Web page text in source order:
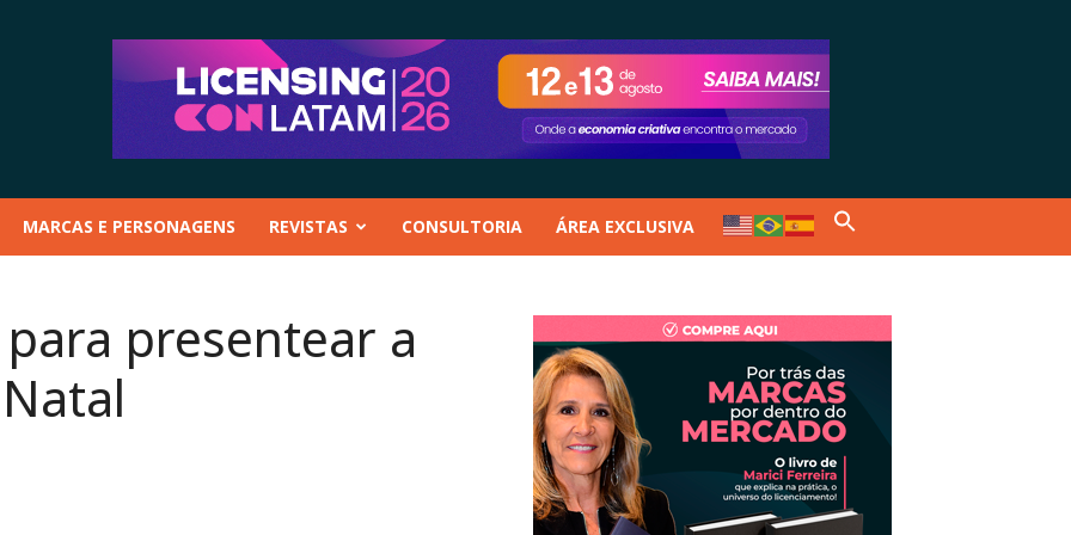
MARCAS E PERSONAGENS REVISTAS CONSULTORIA ÁREA EXCLUSIVA
presentear a